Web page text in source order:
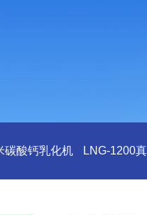
碳酸钙乳化机 LNG-1200